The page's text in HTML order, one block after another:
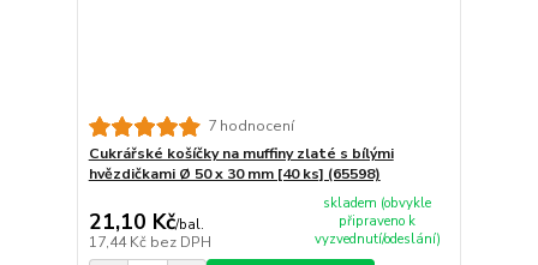
7 hodnocení
Cukrářské košíčky na muffiny zlaté s bílými
hvězdičkami Ø 50 x 30 mm [40 ks] (65598)
21,10 Kč/bal.
17,44 Kč bez DPH
skladem (obvykle
připraveno k
vyzvednutí/odeslání)